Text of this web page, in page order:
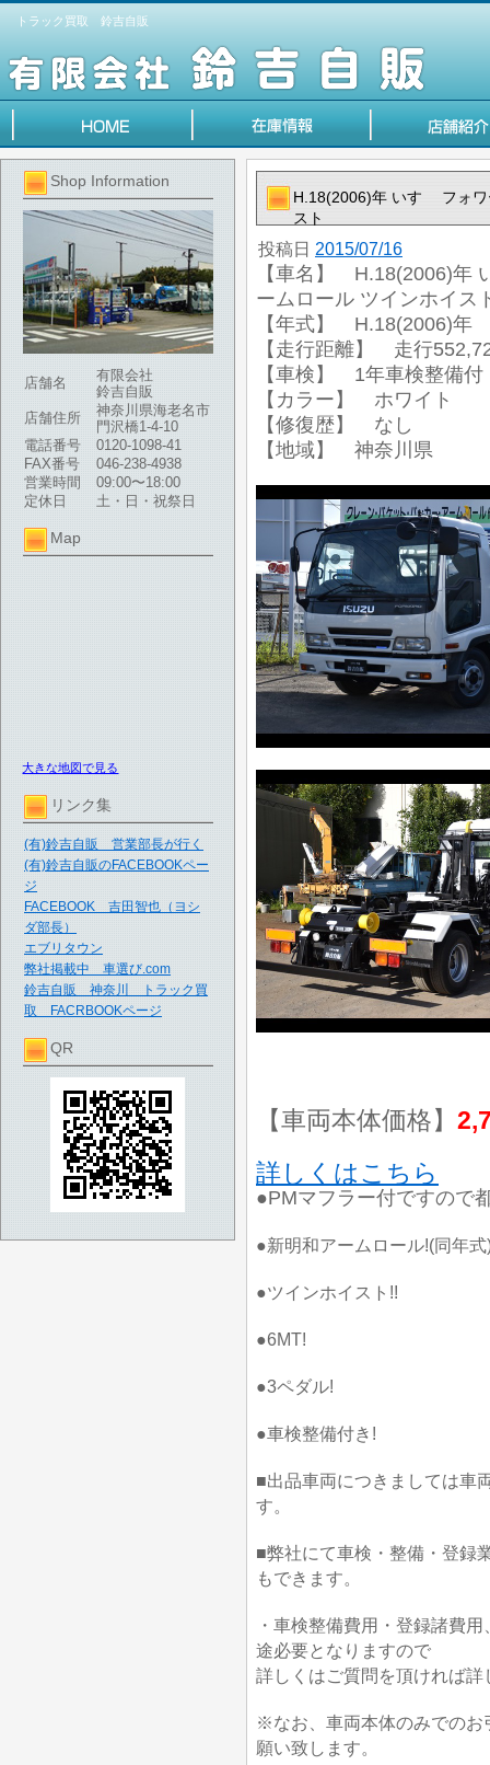
トラック買取 鈴吉自販
Shop Information
店舗名
有限会社
鈴吉自販
店舗住所
神奈川県海老名市
門沢橋1-4-10
電話番号
0120-1098-41
FAX番号
046-238-4938
営業時間
09:00〜18:00
定休日
土・日・祝祭日
Map
大きな地図で見る
リンク集
(有)鈴吉自販 営業部長が行く
(有)鈴吉自販のFACEBOOKペー
ジ
FACEBOOK 吉田智也（ヨシ
ダ部長）
エブリタウン
弊社掲載中 車選び.com
鈴吉自販 神奈川 トラック買
取 FACRBOOKページ
QR
H.18(2006)年 いすゞ フォ
スト
投稿日 2015/07/16
【車名】 H.18(2006)年
ームロール ツインホイス
【年式】 H.18(2006)年
【走行距離】 走行
【車検】 1年車検整備付
【カラー】 ホワイト
【修復歴】 なし
【地域】 神奈川県
【車両本体価格】
詳しくはこちら
●PMマフラー付ですので
●新明和アームロール!(同年式
●ツインホイスト!!
●6MT!
●3ペダル!
●車検整備付き!
■出品車両につきましては車
す。
■弊社にて車検・整備・登録
もできます。
・車検整備費用・登録諸費
途必要となりますので
詳しくはご質問を頂ければ
※なお、車両本体のみでのお
願い致します。